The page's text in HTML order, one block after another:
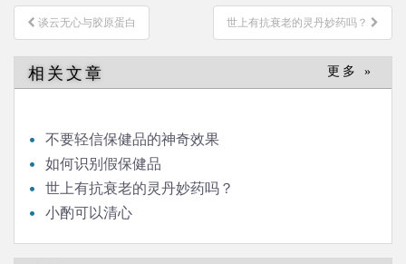
文
章
导
航
谈云无心与胶原蛋白 世上有抗衰老的灵丹妙药吗？
相关文章 更多 »
不要轻信保健品的神奇效果
如何识别假保健品
世上有抗衰老的灵丹妙药吗？
小酌可以清心